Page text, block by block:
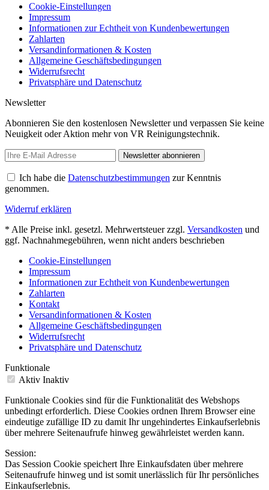
Cookie-Einstellungen
Impressum
Informationen zur Echtheit von Kundenbewertungen
Zahlarten
Versandinformationen & Kosten
Allgemeine Geschäftsbedingungen
Widerrufsrecht
Privatsphäre und Datenschutz
Newsletter
Abonnieren Sie den kostenlosen Newsletter und verpassen Sie keine
Neuigkeit oder Aktion mehr von VR Reinigungstechnik.
Newsletter abonnieren
Ich habe die Datenschutzbestimmungen zur Kenntnis
genommen.
Widerruf erklären
* Alle Preise inkl. gesetzl. Mehrwertsteuer zzgl. Versandkosten und
ggf. Nachnahmegebühren, wenn nicht anders beschrieben
Cookie-Einstellungen
Impressum
Informationen zur Echtheit von Kundenbewertungen
Zahlarten
Kontakt
Versandinformationen & Kosten
Allgemeine Geschäftsbedingungen
Widerrufsrecht
Privatsphäre und Datenschutz
Funktionale
Aktiv Inaktiv
Funktionale Cookies sind für die Funktionalität des Webshops
unbedingt erforderlich. Diese Cookies ordnen Ihrem Browser eine
eindeutige zufällige ID zu damit Ihr ungehindertes Einkaufserlebnis
über mehrere Seitenaufrufe hinweg gewährleistet werden kann.
Session:
Das Session Cookie speichert Ihre Einkaufsdaten über mehrere
Seitenaufrufe hinweg und ist somit unerlässlich für Ihr persönliches
Einkaufserlebnis.